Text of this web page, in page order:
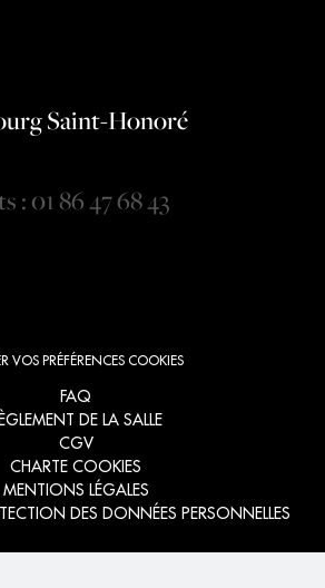
Saint-Honoré
: 01 86 47 68 43
VOS PRÉFÉRENCES COOKIES
FAQ
DE LA SALLE
CGV
CHARTE COOKIES
MENTIONS LÉGALES
DES DONNÉES PERSONNELLES